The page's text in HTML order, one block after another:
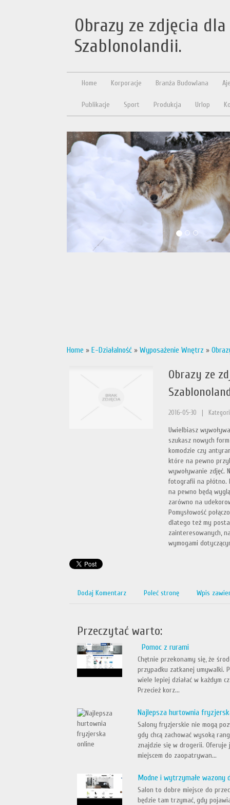
Obrazy ze zdjęcia
Szablonolandii.
Home Korporacje Branża Budowlana
Publikacje Sport Produkcja Urlop
Home » E-Działalność » Wyposażenie Wnętrz »
Obrazy ze
2016-05-30
Uwielbiasz
szukasz nowych
komodzie czy
które na pewno
wywoływanie zdjęć.
fotografii na płótno.
na pewno będą
zarówno na
Pomysłowość
dlatego też my
zainteresowanych,
wymogami
Dodaj Komentarz Poleć stronę Wpis
Przeczytać warto:
Pomoc z rurami
Chętnie przekonamy się, że
przypadku zatkanej umywalki.
wiele lepiej działać w każdym
Przecież korz...
Najlepsza hurtownia
Salony fryzjerskie nie mogą
gdy chcą zachować wysoką
znajdzie się w drogerii.
miejscem do zaopatrywan...
Modne i wytrzymałe wazony
Salon to dobre miejsce do
będzie tam trzymać, gdy